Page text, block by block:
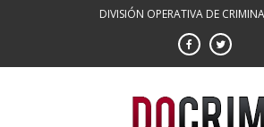
DIVISIÓN OPERATIVA DE